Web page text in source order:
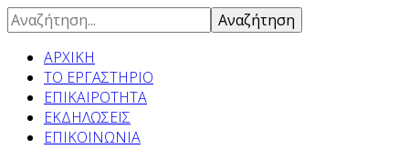
Αναζήτηση
ΑΡΧΙΚΗ
ΤΟ ΕΡΓΑΣΤΗΡΙΟ
ΕΠΙΚΑΙΡΟΤΗΤΑ
ΕΚΔΗΛΩΣΕΙΣ
ΕΠΙΚΟΙΝΩΝΙΑ